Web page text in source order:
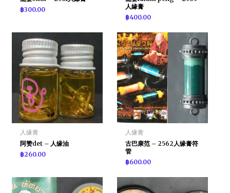
฿300.00
人緣膏
฿400.00
人缘膏
阿赞det – 人缘油
฿260.00
人缘膏
古巴康范 – 2562人缘膏符
管
฿600.00